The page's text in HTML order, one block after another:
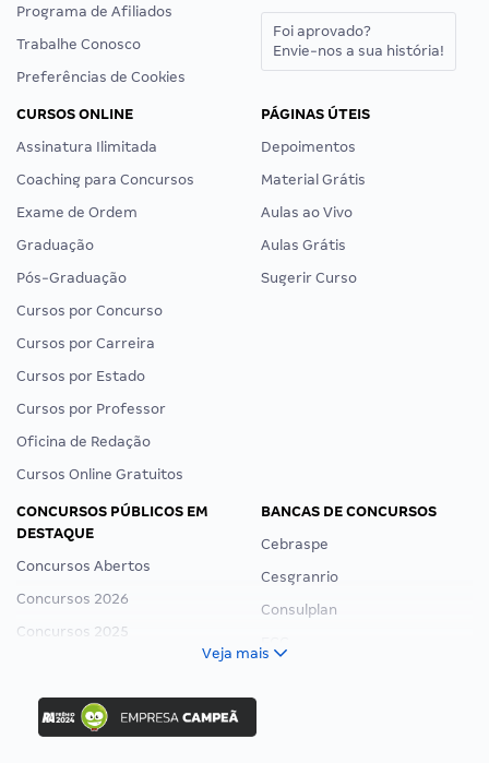
Programa de Afiliados
Trabalhe Conosco
Preferências de Cookies
Foi aprovado?
Envie-nos a sua história!
CURSOS ONLINE
Assinatura Ilimitada
Coaching para Concursos
Exame de Ordem
Graduação
Pós-Graduação
Cursos por Concurso
Cursos por Carreira
Cursos por Estado
Cursos por Professor
Oficina de Redação
Cursos Online Gratuitos
PÁGINAS ÚTEIS
Depoimentos
Material Grátis
Aulas ao Vivo
Aulas Grátis
Sugerir Curso
CONCURSOS PÚBLICOS EM
DESTAQUE
Concursos Abertos
Concursos 2026
Concursos 2025
Concurso Ibama
Concurso MPU
BANCAS DE CONCURSOS
Cebraspe
Cesgranrio
Consulplan
Veja mais